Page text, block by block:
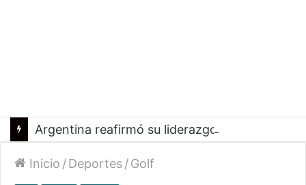
Inicio /Deportes/Golf